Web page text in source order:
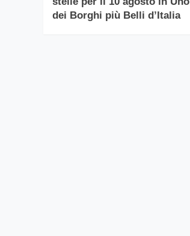
dei Borghi più Belli d’Italia